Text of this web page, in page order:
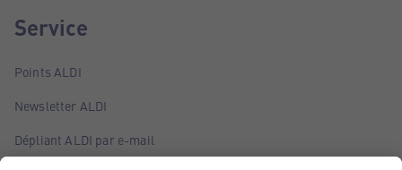
Service
Points ALDI
Newsletter ALDI
Dépliant ALDI par e-mail